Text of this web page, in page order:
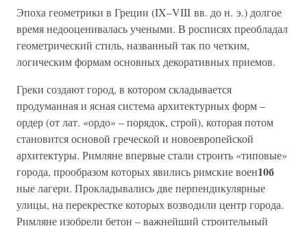
Эпоха геометрики в Греции (IX–VIII вв. до н. э.) долгое
время недооценивалась учеными. В росписях преобладал
геометрический стиль, названный так по четким,
логическим формам основных декоративных приемов.
Греки создают город, в котором складывается
продуманная и ясная система архитектурных форм –
ордер (от лат. «ордо» – порядок, строй), которая потом
становится основой греческой и новоевропейской
архитектуры. Римляне впервые стали строить «типовые»
города, прообразом которых явились римские воен10б
ные лагери. Прокладывались две перпендикулярные
улицы, на перекрестке которых возводили центр города.
Римляне изобрели бетон – важнейший строительный